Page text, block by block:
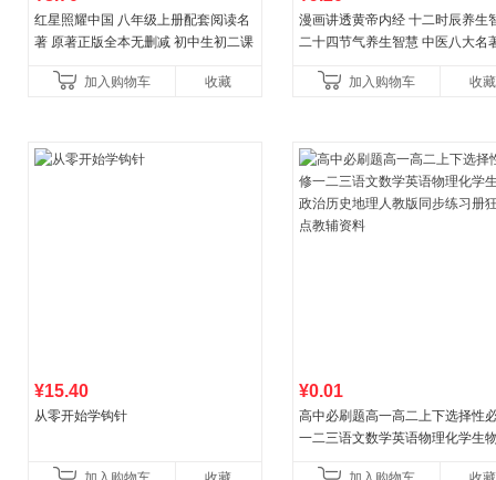
红星照耀中国 八年级上册配套阅读名
著 原著正版全本无删减 初中生初二课
加入购物车
收藏
漫画讲透黄帝内经 十二时辰养生
二十四节气养生智慧 中医八大名
加入购物车
收藏
¥15.40
从零开始学钩针
¥0.01
高中必刷题高一高二上下选择性
一二三语文数学英语物理化学生